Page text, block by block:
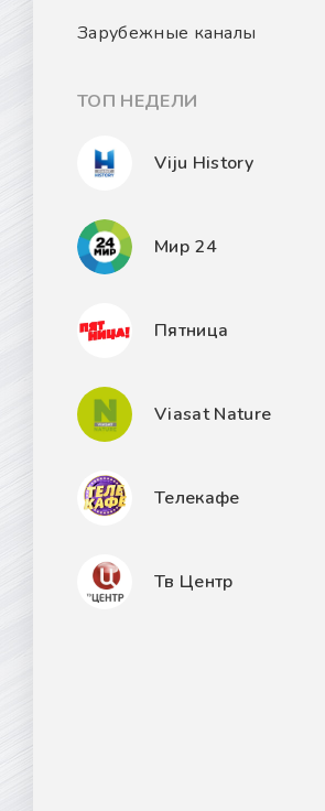
Зарубежные каналы
ТОП НЕДЕЛИ
Viju History
Мир 24
Пятница
Viasat Nature
Телекафе
Тв Центр